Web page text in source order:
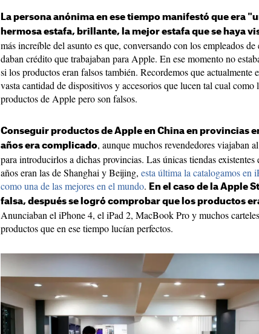
La persona anónima en ese tiempo manifestó que era
hermosa estafa, brillante, la mejor estafa que se haya
más increíble del asunto es que, conversando con los empleados de
daban crédito que trabajaban para Apple. En ese momento no
si los productos eran falsos también. Recordemos que actualmente
vasta cantidad de dispositivos y accesorios que lucen tal cual como
productos de Apple pero son falsos.
Conseguir productos de Apple en China en provincias
años era complicado, aunque muchos revendedores viajaban
para introducirlos a dichas provincias. Las únicas tiendas existentes
años eran las de Shanghai y Beijing, esta última la catalogamos en
como una de las mejores en el mundo. En el caso de la Apple
falsa, después se logró comprobar que los productos
Anunciaban el iPhone 4, el iPad 2, MacBook Pro y muchos
productos que en ese tiempo lucían perfectos.